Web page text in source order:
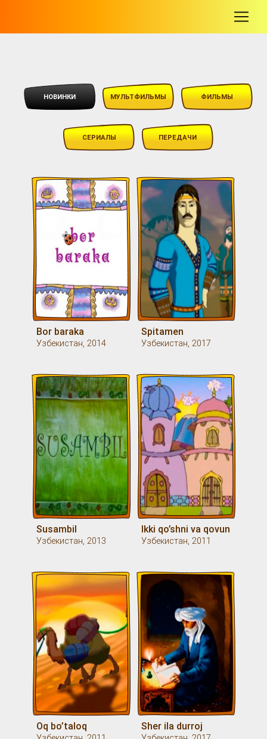
НОВИНКИ МУЛЬТФИЛЬМЫ ФИЛЬМЫ
СЕРИАЛЫ ПЕРЕДАЧИ
Bor baraka
Узбекистан, 2014
Spitamen
Узбекистан, 2017
Susambil
Узбекистан, 2013
Ikki qo’shni va qovun
Узбекистан, 2011
Oq bo’taloq Sher ila durroj